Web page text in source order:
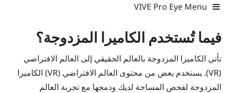
VIVE Pro Eye Menu
فيما تُستخدم الكاميرا المزدوجة؟
تأتي الكاميرا المزدوجة بالعالم الحقيقي إلى العالم الافتراضي
(VR). يستخدم بعض من محتوى العالم الافتراضي (VR) الكاميرا
المزدوجة لفحص المساحة لديك ودمجها مع تجربة العالم